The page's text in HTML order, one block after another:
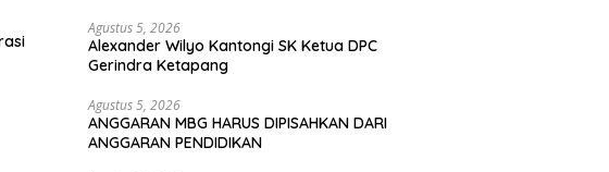
Agustus 5, 2026
Alexander Wilyo Kantongi SK Ketua DPC
Gerindra Ketapang
Agustus 5, 2026
ANGGARAN MBG HARUS DIPISAHKAN DARI
ANGGARAN PENDIDIKAN